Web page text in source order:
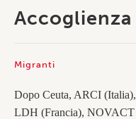
Accoglienza
Migranti
Dopo Ceuta, ARCI (Italia),
LDH (Francia), NOVACT